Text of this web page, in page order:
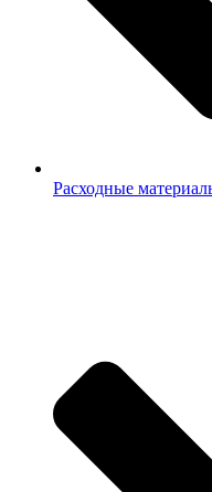
Расходные